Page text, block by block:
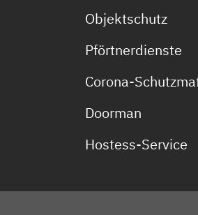
Objektschutz
Pförtnerdienste
Corona-
Doorman
Hostess-Service